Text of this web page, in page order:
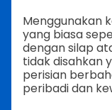
Menggunakan
yang biasa
dengan silap
tidak disahkan
perisian
peribadi dan